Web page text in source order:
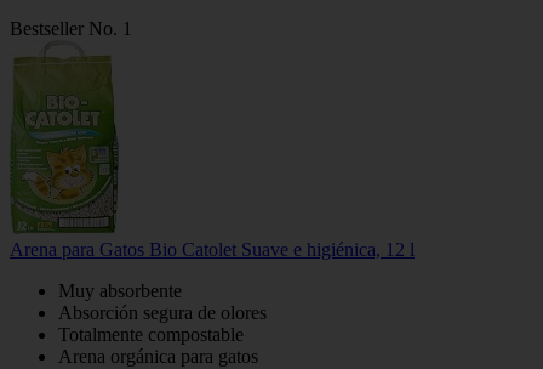
Bestseller No. 1
Arena para Gatos Bio Catolet Suave e higiénica, 12 l
Muy absorbente
Absorción segura de olores
Totalmente compostable
Arena orgánica para gatos